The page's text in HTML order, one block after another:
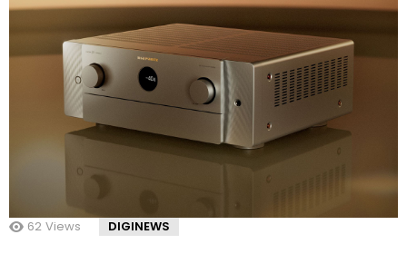
62 Views DIGINEWS